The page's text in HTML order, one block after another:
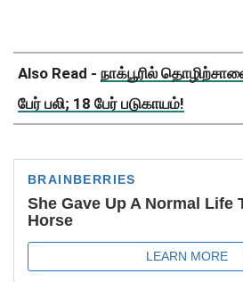
Also Read - நாக்பூரில்
பேர் பலி; 18 பேர் படுகாயம்!